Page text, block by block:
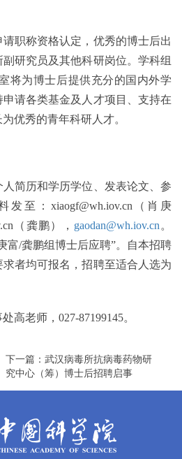
职称资格认定，优秀的博士后出
研究员及其他科研岗位。学科组
将为博士后提供充分的国内外学
请各类基金及人才项目、支持在
优秀的青年科研人才。
简历和学历学位、发表论文、参
至：xiaogf@wh.iov.cn（肖庚
（龚鹏）， gaodan@wh.iov.cn 。
富/龚鹏组博士后应聘”。自本招聘
者均可报名，招聘至适合人选为
高老师，027-87199145。
下一篇：武汉病毒所抗病毒药物研
究中心（筹）博士后招聘启事